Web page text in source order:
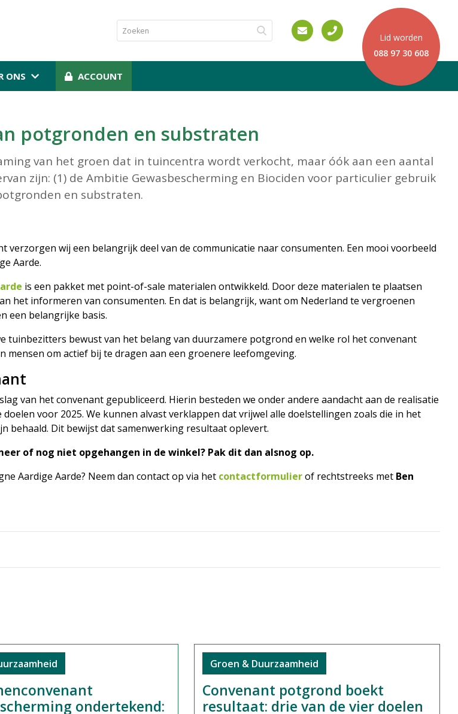
Lid worden
088 97 30 608
ONS ACCOUNT
potgronden en substraten
van het groen dat in tuincentra wordt verkocht, maar óók aan een aantal
zijn: (1) de Ambitie Gewasbescherming en Biociden voor particulier gebruik
en substraten.
verzorgen wij een belangrijk deel van de communicatie naar consumenten. Een mooi voorbeeld
Aarde.
is een pakket met point-of-sale materialen ontwikkeld. Door deze materialen te plaatsen
het informeren van consumenten. En dat is belangrijk, want om Nederland te vergroenen
een belangrijke basis.
tuinbezitters bewust van het belang van duurzamere potgrond en welke rol het convenant
mensen om actief bij te dragen aan een groenere leefomgeving.
van het convenant gepubliceerd. Hierin besteden we onder andere aandacht aan de realisatie
voor 2025. We kunnen alvast verklappen dat vrijwel alle doelstellingen zoals die in het
behaald. Dit bewijst dat samenwerking resultaat oplevert.
of nog niet opgehangen in de winkel? Pak dit dan alsnog op.
Aardige Aarde? Neem dan contact op via het contactformulierof rechtstreeks met Ben
ondertekend:
Groen & Duurzaamheid
Convenant potgrond boekt
resultaat: drie van de vier doelen